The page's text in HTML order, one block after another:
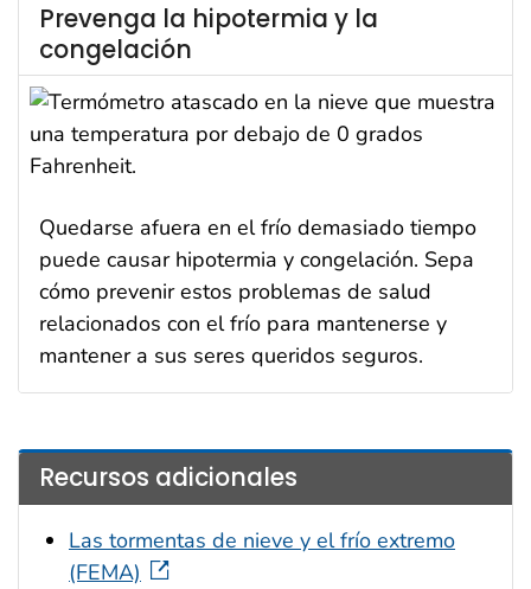
Prevenga la hipotermia y la
congelación
Quedarse afuera en el frío demasiado tiempo
puede causar hipotermia y congelación. Sepa
cómo prevenir estos problemas de salud
relacionados con el frío para mantenerse y
mantener a sus seres queridos seguros.
Recursos adicionales
Las tormentas de nieve y el frío extremo
(FEMA)